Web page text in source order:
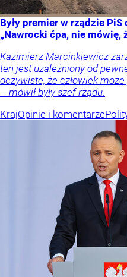
Były premier w rządzie
„Nawrocki ćpa, nie mówię,
Kazimierz Marcinkiewicz
ten jest uzależniony od
oczywiste, że człowiek
– mówił były szef rządu.
KrajOpinie i komentarze